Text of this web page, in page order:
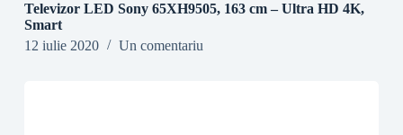
Televizor LED Sony 65XH9505, 163 cm – Ultra HD 4K,
Smart
12 iulie 2020
Un comentariu